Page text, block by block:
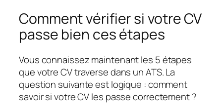
Comment vérifier si votre CV
passe bien ces étapes
Vous connaissez maintenant les 5 étapes
que votre CV traverse dans un ATS. La
question suivante est logique : comment
savoir sivotreCV les passe correctement ?